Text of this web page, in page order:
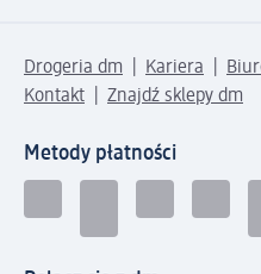
Drogeria dm Kariera
Kontakt
Znajdź sklepy dm
Metody płatności